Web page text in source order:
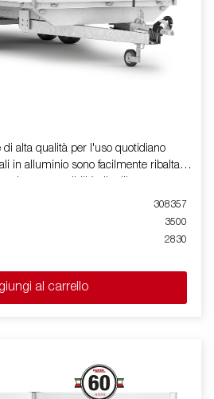
di alta qualità per l'uso quotidiano
in alluminio sono facilmente ribaltabili
le sue possibilità di utilizzo,
a piattaforma. Le fasce pieghevoli (
perfette per assicurare il carico
una vasta gamma di accessori.
articoli lunghi. Le immagini sono solo
mostrare attrezzature opzionali.
308357
3500
2830
al carrello